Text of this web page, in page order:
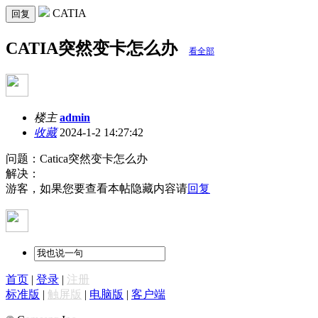
回复 CATIA
CATIA突然变卡怎么办 看全部
楼主 admin
收藏2024-1-2 14:27:42
问题：Catica突然变卡怎么办
解决：
游客，如果您要查看本帖隐藏内容请回复
首页 | 登录 | 注册
标准版 | 触屏版 | 电脑版 | 客户端